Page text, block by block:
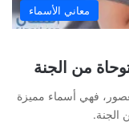
معاني الأسماء
من الجنة
فهي أسماء مميزة
الجنة.